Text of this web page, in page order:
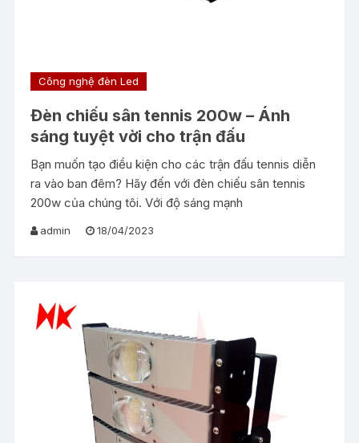
Công nghệ đèn Led
Đèn chiếu sân tennis 200w – Ánh
sáng tuyệt vời cho trận đấu
Bạn muốn tạo điều kiện cho các trận đấu tennis diễn
ra vào ban đêm? Hãy đến với đèn chiếu sân tennis
200w của chúng tôi. Với độ sáng mạnh
admin 18/04/2023